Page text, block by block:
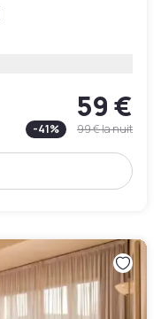
59 €
-41% 99 €la nuit